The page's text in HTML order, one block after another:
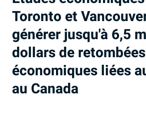
Toronto et
générer jusqu'à 6,5
dollars de retombées
économiques liées
au Canada